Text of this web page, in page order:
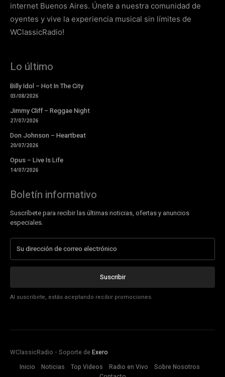
internet Buenos Aires. Únete a nuestra comunidad de
oyentes y vive la experiencia musical sin límites de
WClassicRadio!
Lo último
Billy Idol – Hot In The City
03/08/2026
Jimmy Cliff – Reggae Night
27/07/2026
Don Johnson – Heartbeat
20/07/2026
Opus – Live Is Life
14/07/2026
Boletín informativo
Suscríbete para recibir las últimas noticias, ofertas y anuncios
especiales.
Suscribir
Al suscribirte, estás aceptando recibir promociones.
WClassicRadio - Soporte deExero
Inicio
Noticias Top Videos Radio en Vivo
Sobre Nosotros